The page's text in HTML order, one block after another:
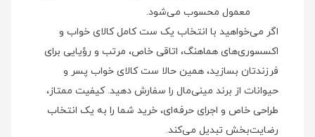
معمول محسوب می‌شود.
اگر می‌خواهید با انتخاب یک ست کامل کالای خواب و
اکسسوری‌های هماهنگ، اتاقی خاص، مرتب و رؤیایی برای
فرزندتان بسازید، همین حالا ست کالای خواب پسر و
حیوانات از برند مینی‌مال را سفارش دهید. کیفیت ممتاز،
طراحی خاص و اجرای حرفه‌ای، خرید شما را به یک انتخاب
رضایت‌بخش تبدیل می‌کند.